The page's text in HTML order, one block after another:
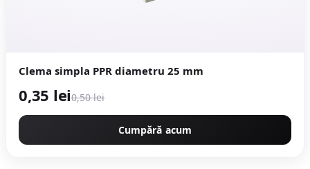
Clema simpla PPR diametru 25 mm
0,35 lei0,50 lei
Cumpără acum